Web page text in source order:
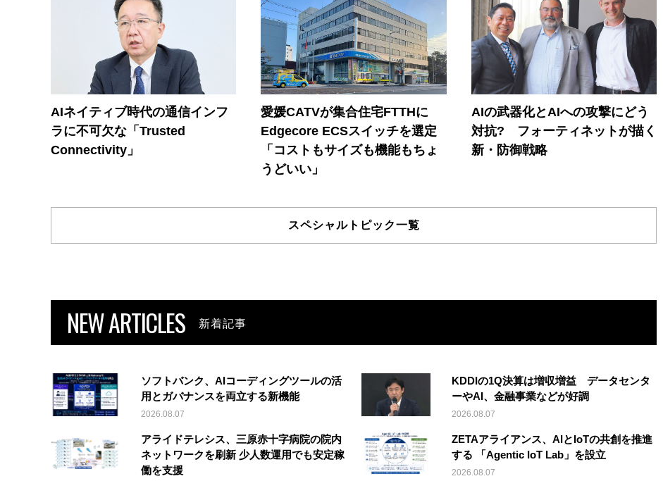
AIネイティブ時代の通信インフ
ラに不可欠な「Trusted
Connectivity」
愛媛CATVが集合住宅FTTHに
Edgecore ECSスイッチを選定
「コストもサイズも機能もちょ
うどいい」
AIの武器化とAIへの攻撃にどう
対抗? フォーティネットが描く
新・防御戦略
スペシャルトピック一覧
NEW ARTICLES 新着記事
ソフトバンク、AIコーディングツールの活
用とガバナンスを両立する新機能
2026.08.07
KDDIの1Q決算は増収増益 データセンタ
ーやAI、金融事業などが好調
2026.08.07
アライドテレシス、三原赤十字病院の院内
ネットワークを刷新 少人数運用でも安定稼
働を支援
ZETAアライアンス、AIとIoTの共創を推進
する 「Agentic IoT Lab」を設立
2026.08.07